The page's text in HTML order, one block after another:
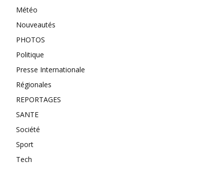
Météo
Nouveautés
PHOTOS
Politique
Presse Internationale
Régionales
REPORTAGES
SANTE
Société
Sport
Tech